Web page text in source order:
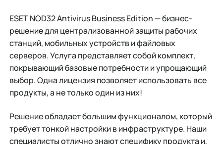
ESET NOD32 Antivirus Business Edition — бизнес-
решение для централизованной защиты рабочих
станций, мобильных устройств и файловых
серверов. Услуга представляет собой комплект,
покрывающий базовые потребности и упрощающий
выбор. Одна лицензия позволяет использовать все
продукты, а не только один из них!
Решение обладает большим функционалом, который
требует тонкой настройки в инфраструктуре. Наши
специалисты отлично знают специфику продукта и,